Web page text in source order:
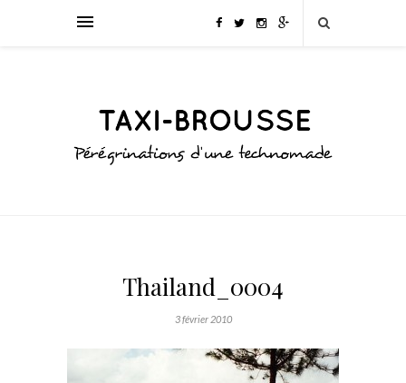
Thailand_0004
3 février 2010